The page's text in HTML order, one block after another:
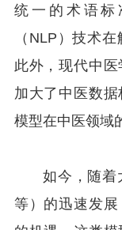
统一的术语
（NLP）技术
此外，现代中
加大了中医数
模型在中医领域
如今，随着
等）的迅速发